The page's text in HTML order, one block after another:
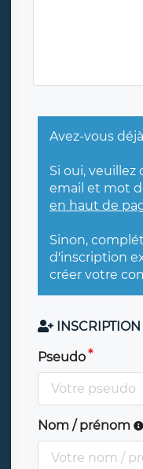
Avez-vous
Si oui,
email et mot
en haut de
Sinon,
d'inscription
créer votre
Pseudo
Nom / prénom